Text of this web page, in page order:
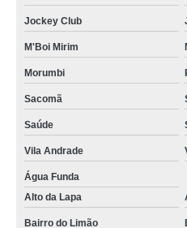
Jockey Club
M'Boi Mirim
Morumbi
Sacomã
Saúde
Vila Andrade
Água Funda
Alto da Lapa
Bairro do Limão